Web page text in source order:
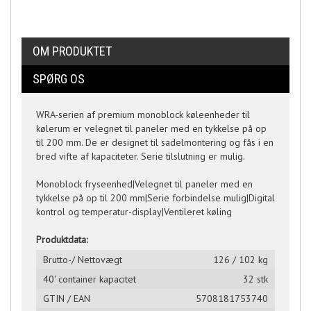
OM PRODUKTET
SPØRG OS
WRA-serien af premium monoblock køleenheder til
kølerum er velegnet til paneler med en tykkelse på op
til 200 mm. De er designet til sadelmontering og fås i en
bred vifte af kapaciteter. Serie tilslutning er mulig.
Monoblock fryseenhed|Velegnet til paneler med en
tykkelse på op til 200 mm|Serie forbindelse mulig|Digital
kontrol og temperatur-display|Ventileret køling
Produktdata:
Brutto-/ Nettovægt
126 / 102 kg
40' container kapacitet
32 stk
GTIN / EAN
5708181753740